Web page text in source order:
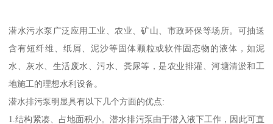
潜水污水泵广泛应用工业、农业、矿山、市政环保等场所。可抽送
含有短纤维、纸屑、泥沙等固体颗粒或软件固态物的液体，如泥
水、灰水、生活废水、污水、粪尿等，是农业排灌、河塘清淤和工
地施工的理想水利设备。
潜水排污泵明显具有以下几个方面的优点:
1.结构紧凑、占地面积小。潜水排污泵由于潜入液下工作，因此可直